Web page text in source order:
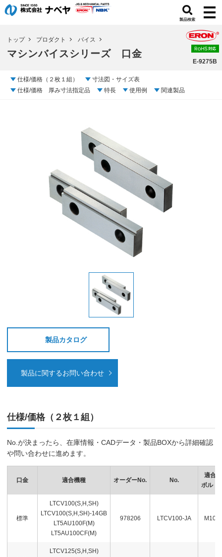
製品検索
トップ プロダクト バイス
マシンバイスシリーズ 口金
E-9275B
仕様/価格（２枚１組）
寸法図・サイズ表
仕様/価格 厚み寸法指定品
特長 使用例 関連製品
製品カタログ
製品に関するお問い合わせ
仕様/価格（２枚１組）
No.が決まったら、在庫情報・CADデータ・製品BOXから詳細確認
や問い合わせに進めます。
口金 適合機種 オーダーNo. No.
適合
ボルト
標準
LTCV100(S,H,SH)
LTCV100(S,H,SH)-14GB
LT5AU100F(M)
LT5AU100CF(M)
978206 LTCV100-JA M10
LTCV125(S,H,SH)